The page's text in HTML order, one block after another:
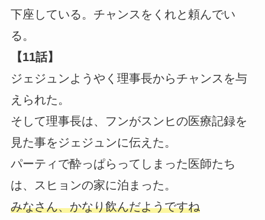
下座している。チャンスをくれと頼んでい
る。
【11話】
ジェジュンようやく理事長からチャンスを与
えられた。
そして理事長は、フンがスンヒの医療記録を
見た事をジェジュンに伝えた。
パーティで酔っぱらってしまった医師たち
は、スヒョンの家に泊まった。
みなさん、かなり飲んだようですね